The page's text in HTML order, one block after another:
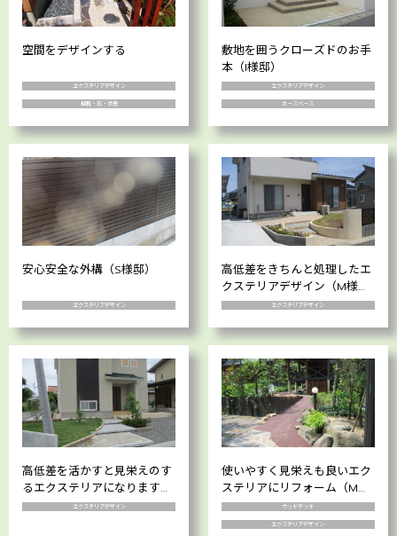
空間をデザインする
エクステリアデザイン
植栽・石・添景
敷地を囲うクローズドのお手
本（I様邸）
エクステリアデザイン
カースペース
安心安全な外構（S様邸）
エクステリアデザイン
高低差をきちんと処理したエ
クステリアデザイン（M様
邸）
エクステリアデザイン
高低差を活かすと見栄えのす
るエクステリアになります
（S様邸）エクステリアデザイン
使いやすく見栄えも良いエク
ステリアにリフォーム（M様
邸）
ウッドデッキ
エクステリアデザイン